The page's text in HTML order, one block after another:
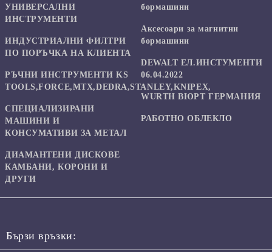
УНИВЕРСАЛНИ
ИНСТРУМЕНТИ
ИНДУСТРИАЛНИ ФИЛТРИ
ПО ПОРЪЧКА НА КЛИЕНТА
РЪЧНИ ИНСТРУМЕНТИ KS
TOOLS,FORCE,MTX,DEDRA,STANLEY,KNIPEX,
СПЕЦИАЛИЗИРАНИ
МАШИНИ И
КОНСУМАТИВИ ЗА МЕТАЛ
ДИАМАНТЕНИ ДИСКОВЕ
КАМБАНИ, КОРОНИ И
ДРУГИ
бормашини
Аксесоари за магнитни
бормашини
DEWALT ЕЛ.ИНСТУМЕНТИ
06.04.2022
WURTH ВЮРТ ГЕРМАНИЯ
РАБОТНО ОБЛЕКЛО
Бързи връзки: